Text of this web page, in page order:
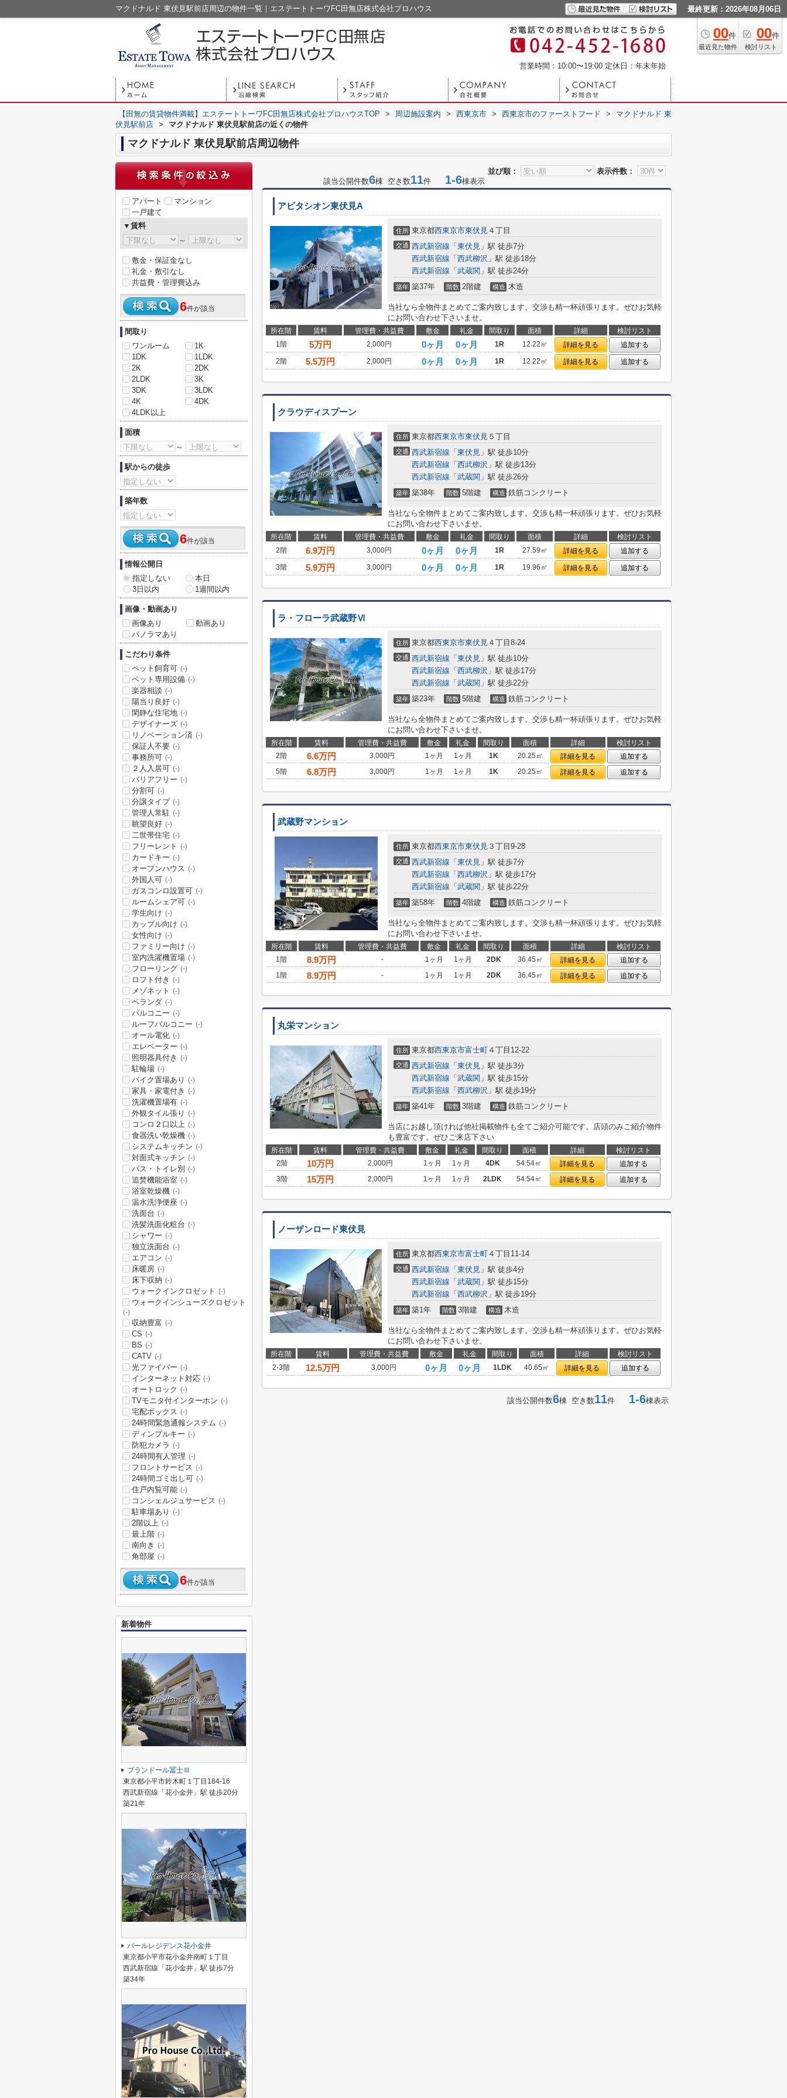
マクドナルド 東伏見駅前店周辺の物件一覧｜エステートトーワFC田無店株式会社プロハウス 最終更新：2026年08月06日
00件
最近見た物件
00件
検討リスト
営業時間：10:00〜19:00 定休日：年末年始
【田無の賃貸物件満載】エステートトーワFC田無店株式会社プロハウスTOP > 周辺施設案内 > 西東京市 > 西東京市のファーストフード >
マクドナルド 東
伏見駅前店 > マクドナルド 東伏見駅前店の近くの物件
マクドナルド 東伏見駅前店周辺物件
並び順：
表示件数：
該当公開件数6棟 空き数11件 1-6棟表示
アビタシオン東伏見A
住所 東京都西東京市東伏見 ４丁目
交通 西武新宿線 「 東伏見 」駅 徒歩7分
西武新宿線 「 西武柳沢 」駅 徒歩18分
西武新宿線 「 武蔵関 」駅 徒歩24分
築年 築37年 階数 2階建 構造 木造
当社なら全物件まとめてご案内致します。交渉も精一杯頑張ります。ぜひお気軽
にお問い合わせ下さいませ。
所在階 賃料 管理費・共益費 敷金 礼金 間取り 面積 詳細
検討リスト
1階
5万円 2,000円 0ヶ月 0ヶ月 1R 12.22㎡ 詳細を見る
追加する
2階
5.5万円 2,000円 0ヶ月 0ヶ月 1R 12.22㎡ 詳細を見る 追加する
クラウディスプーン
住所 東京都西東京市東伏見 ５丁目
交通 西武新宿線 「 東伏見 」駅 徒歩10分
西武新宿線 「 西武柳沢 」駅 徒歩13分
西武新宿線 「 武蔵関 」駅 徒歩26分
築年 築38年 階数 5階建 構造 鉄筋コンクリート
当社なら全物件まとめてご案内致します。交渉も精一杯頑張ります。ぜひお気軽
にお問い合わせ下さいませ。
所在階 賃料 管理費・共益費 敷金 礼金 間取り 面積 詳細
検討リスト
2階
6.9万円 3,000円 0ヶ月 0ヶ月 1R 27.59㎡ 詳細を見る
追加する
3階
5.9万円 3,000円 0ヶ月 0ヶ月 1R 19.96㎡ 詳細を見る 追加する
ラ・フローラ武蔵野Ⅵ
住所 東京都西東京市東伏見 ４丁目8-24
交通 西武新宿線 「 東伏見 」駅 徒歩10分
西武新宿線 「 西武柳沢 」駅 徒歩17分
西武新宿線 「 武蔵関 」駅 徒歩22分
築年 築23年 階数 5階建 構造 鉄筋コンクリート
当社なら全物件まとめてご案内致します。交渉も精一杯頑張ります。ぜひお気軽
にお問い合わせ下さいませ。
所在階 賃料 管理費・共益費 敷金 礼金 間取り 面積 詳細
検討リスト
2階
6.6万円 3,000円 1ヶ月 1ヶ月 1K 20.25㎡ 詳細を見る
追加する
5階
6.8万円 3,000円 1ヶ月 1ヶ月 1K 20.25㎡ 詳細を見る 追加する
武蔵野マンション
住所 東京都西東京市東伏見 ３丁目9-28
交通 西武新宿線 「 東伏見 」駅 徒歩7分
西武新宿線 「 西武柳沢 」駅 徒歩17分
西武新宿線 「 武蔵関 」駅 徒歩22分
築年 築58年 階数 4階建 構造 鉄筋コンクリート
当社なら全物件まとめてご案内致します。交渉も精一杯頑張ります。ぜひお気軽
にお問い合わせ下さいませ。
所在階 賃料 管理費・共益費 敷金 礼金 間取り 面積 詳細
検討リスト
1階
8.9万円 - 1ヶ月 1ヶ月 2DK 36.45㎡ 詳細を見る
追加する
1階
8.9万円 - 1ヶ月 1ヶ月 2DK 36.45㎡ 詳細を見る 追加する
丸栄マンション
住所 東京都西東京市富士町 ４丁目12-22
交通 西武新宿線 「 東伏見 」駅 徒歩3分
西武新宿線 「 武蔵関 」駅 徒歩15分
西武新宿線 「 西武柳沢 」駅 徒歩19分
築年 築41年 階数 3階建 構造 鉄筋コンクリート
当店にお越し頂ければ他社掲載物件も全てご紹介可能です。店頭のみご紹介物件
も豊富です。ぜひご来店下さい
所在階 賃料 管理費・共益費 敷金 礼金 間取り 面積 詳細
検討リスト
2階
10万円 2,000円 1ヶ月 1ヶ月 4DK 54.54㎡ 詳細を見る
追加する
3階
15万円 2,000円 1ヶ月 1ヶ月 2LDK 54.54㎡ 詳細を見る 追加する
ノーザンロード東伏見
住所 東京都西東京市富士町 ４丁目11-14
交通 西武新宿線 「 東伏見 」駅 徒歩4分
西武新宿線 「 武蔵関 」駅 徒歩15分
西武新宿線 「 西武柳沢 」駅 徒歩19分
築年 築1年 階数 3階建 構造 木造
当社なら全物件まとめてご案内致します。交渉も精一杯頑張ります。ぜひお気軽
にお問い合わせ下さいませ。
所在階 賃料 管理費・共益費 敷金 礼金 間取り 面積 詳細
検討リスト
2-3階
12.5万円 3,000円 0ヶ月 0ヶ月 1LDK 40.65㎡ 詳細を見る 追加する
該当公開件数6棟 空き数11件 1-6棟表示
アパート
マンション
一戸建て
▼賃料
～
敷金・保証金なし
礼金・敷引なし
共益費・管理費込み
6件が該当
間取り
ワンルーム
1K
1DK
1LDK
2K
2DK
2LDK
3K
3DK
3LDK
4K
4DK
4LDK以上
面積
～
駅からの徒歩
築年数
6件が該当
情報公開日
指定しない
本日
3日以内
1週間以内
画像・動画あり
画像あり
動画あり
パノラマあり
こだわり条件
ペット飼育可 (-)
ペット専用設備 (-)
楽器相談 (-)
陽当り良好 (-)
閑静な住宅地 (-)
デザイナーズ (-)
リノベーション済 (-)
保証人不要 (-)
事務所可 (-)
２人入居可 (-)
バリアフリー (-)
分割可 (-)
分譲タイプ (-)
管理人常駐 (-)
眺望良好 (-)
二世帯住宅 (-)
フリーレント (-)
カードキー (-)
オープンハウス (-)
外国人可 (-)
ガスコンロ設置可 (-)
ルームシェア可 (-)
学生向け (-)
カップル向け (-)
女性向け (-)
ファミリー向け (-)
室内洗濯機置場 (-)
フローリング (-)
ロフト付き (-)
メゾネット (-)
ベランダ (-)
バルコニー (-)
ルーフバルコニー (-)
オール電化 (-)
エレベーター (-)
照明器具付き (-)
駐輪場 (-)
バイク置場あり (-)
家具・家電付き (-)
洗濯機置場有 (-)
外観タイル張り (-)
コンロ２口以上 (-)
食器洗い乾燥機 (-)
システムキッチン (-)
対面式キッチン (-)
バス・トイレ別 (-)
追焚機能浴室 (-)
浴室乾燥機 (-)
温水洗浄便座 (-)
洗面台 (-)
洗髪洗面化粧台 (-)
シャワー (-)
独立洗面台 (-)
エアコン (-)
床暖房 (-)
床下収納 (-)
ウォークインクロゼット (-)
ウォークインシューズクロゼット
(-)
収納豊富 (-)
CS (-)
BS (-)
CATV (-)
光ファイバー (-)
インターネット対応 (-)
オートロック (-)
TVモニタ付インターホン (-)
宅配ボックス (-)
24時間緊急通報システム (-)
ディンプルキー (-)
防犯カメラ (-)
24時間有人管理 (-)
フロントサービス (-)
24時間ゴミ出し可 (-)
住戸内覧可能 (-)
コンシェルジュサービス (-)
駐車場あり (-)
2階以上 (-)
最上階 (-)
南向き (-)
角部屋 (-)
6件が該当
新着物件
プランドール冨士Ⅲ
東京都小平市鈴木町１丁目184-16
西武新宿線「花小金井」駅 徒歩20分
築21年
パールレジデンス花小金井
東京都小平市花小金井南町１丁目
西武新宿線「花小金井」駅 徒歩7分
築34年